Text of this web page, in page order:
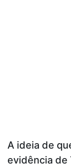
A ideia de
evidência de